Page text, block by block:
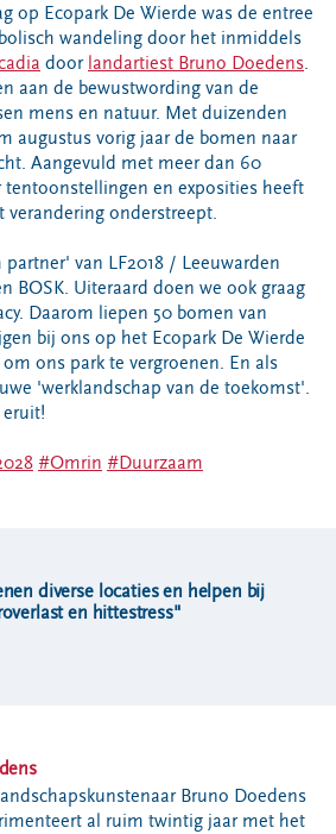
op Ecopark De Wierde was de entree
wandeling door het inmiddels
door landartiest Bruno Doedens.
aan de bewustwording van de
mens en natuur. Met duizenden
augustus vorig jaar de bomen naar
Aangevuld met meer dan 60
en exposities heeft
verandering onderstreept.
van LF2018 / Leeuwarden
BOSK. Uiteraard doen we ook graag
Daarom liepen 50 bomen van
bij ons op het Ecopark De Wierde
ons park te vergroenen. En als
'werklandschap van de toekomst'.
eruit!
#Omrin #Duurzaam
diverse locaties en helpen bij
en hittestress"
Bruno Doedens
al ruim twintig jaar met het